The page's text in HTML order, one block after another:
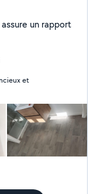
et